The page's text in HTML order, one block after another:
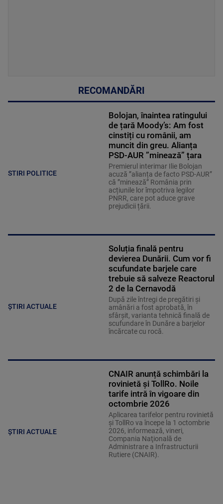
RECOMANDĂRI
STIRI POLITICE
Bolojan, înaintea ratingului
de țară Moody’s: Am fost
cinstiți cu românii, am
muncit din greu. Alianța
PSD-AUR ”minează” țara
Premierul interimar Ilie Bolojan
acuză ”alianța de facto PSD-AUR”
că ”minează” România prin
acțiunile lor împotriva legilor
PNRR, care pot aduce grave
prejudicii țării.
ȘTIRI ACTUALE
Soluția finală pentru
devierea Dunării. Cum vor fi
scufundate barjele care
trebuie să salveze Reactorul
2 de la Cernavodă
După zile întregi de pregătiri și
amânări a fost aprobată, în
sfârșit, varianta tehnică finală de
scufundare în Dunăre a barjelor
încărcate cu rocă.
ȘTIRI ACTUALE
CNAIR anunță schimbări la
rovinietă și TollRo. Noile
tarife intră în vigoare din
octombrie 2026
Aplicarea tarifelor pentru rovinietă
şi TollRo va începe la 1 octombrie
2026, informează, vineri,
Compania Naţională de
Administrare a Infrastructurii
Rutiere (CNAIR).